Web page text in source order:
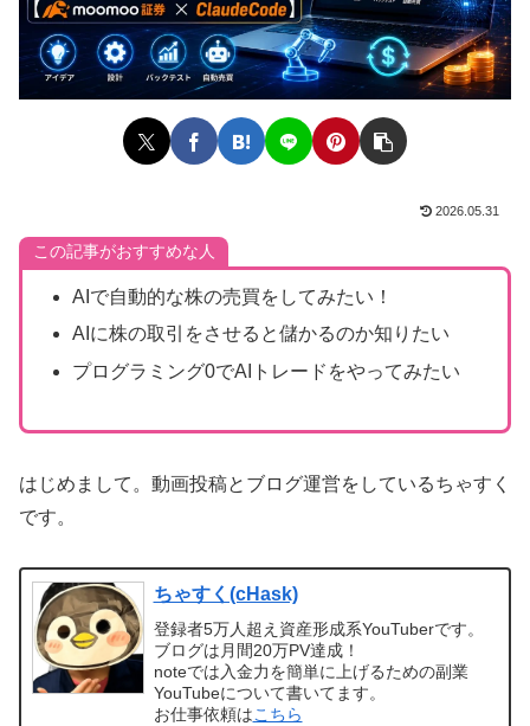
2026.05.31
この記事がおすすめな人
AIで自動的な株の売買をしてみたい！
AIに株の取引をさせると儲かるのか知りたい
プログラミング0でAIトレードをやってみたい
はじめまして。動画投稿とブログ運営をしているちゃすく
です。
ちゃすく(cHask)
登録者5万人超え資産形成系YouTuberです。
ブログは月間20万PV達成！
noteでは入金力を簡単に上げるための副業
YouTubeについて書いてます。
お仕事依頼はこちら